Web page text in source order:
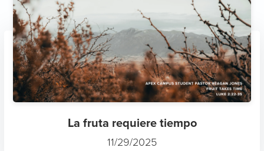
La fruta requiere tiempo
11/29/2025